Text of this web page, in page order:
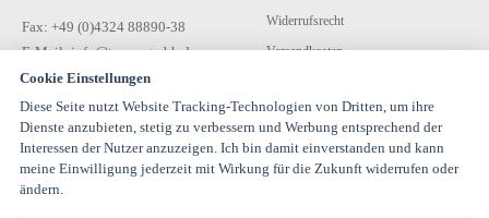
Fax: +49 (0)4324 88890-38
E-Mail: info@tecon-gmbh.de
Widerrufsrecht
Versandkosten
Kontakt
Cookie Einstellungen
Diese Seite nutzt Website Tracking-Technologien von Dritten, um ihre
Dienste anzubieten, stetig zu verbessern und Werbung entsprechend der
Interessen der Nutzer anzuzeigen. Ich bin damit einverstanden und kann
meine Einwilligung jederzeit mit Wirkung für die Zukunft widerrufen oder
ändern.